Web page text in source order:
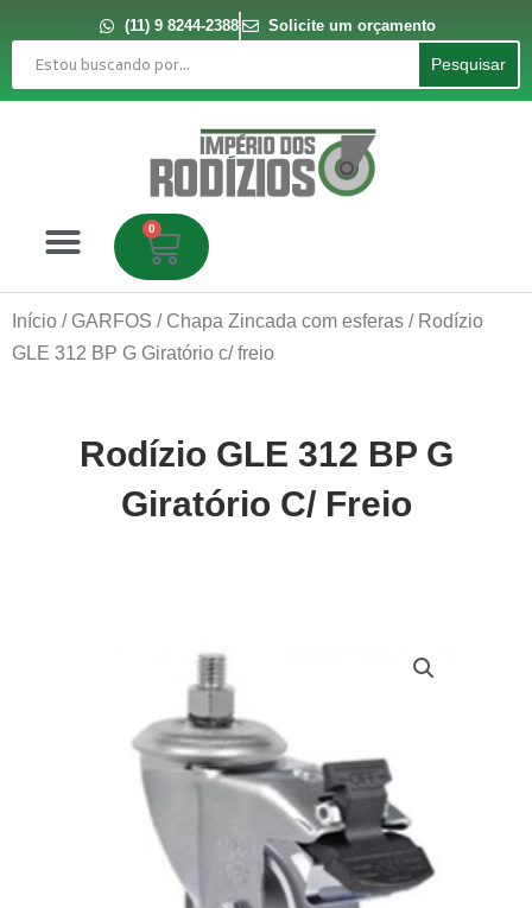
conteúdo
(11) 9 8244-2388
Solicite um orçamento
Pesquisar
Pesquisar
0
Carrinho
Início / GARFOS / Chapa Zincada com esferas / Rodízio
GLE 312 BP G Giratório c/ freio
Rodízio GLE 312 BP G
Giratório C/ Freio